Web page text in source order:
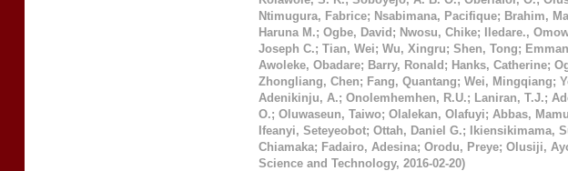
Ntimugura, Fabrice; Nsabimana, Pacifique; Brahim,
Haruna M.; Ogbe, David ; Nwosu, Chike; Iledare.,
Joseph C.; Tian, Wei; Wu, Xingru; Shen, Tong;
Awoleke, Obadare; Barry, Ronald ; Hanks, Catherine;
Zhongliang, Chen; Fang, Quantang; Wei, Mingqiang;
Adenikinju, A.; Onolemhemhen, R.U.; Laniran, T.J.;
O.; Oluwaseun, Taiwo; Olalekan, Olafuyi; Abbas,
Ifeanyi, Seteyeobot; Ottah, Daniel G.; Ikiensikimama,
Chiamaka; Fadairo, Adesina; Orodu, Preye; Olusiji,
Science and Technology, 2016-02-20)